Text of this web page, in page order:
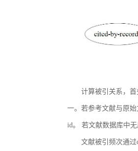
计算被引关系，
一。若参考文献与原
id。 若文献数据库中
文献被引频次通